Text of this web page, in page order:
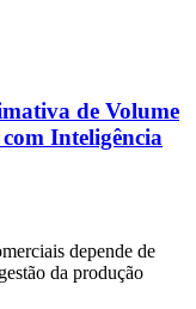
de Volume
Inteligência
depende de
da produção